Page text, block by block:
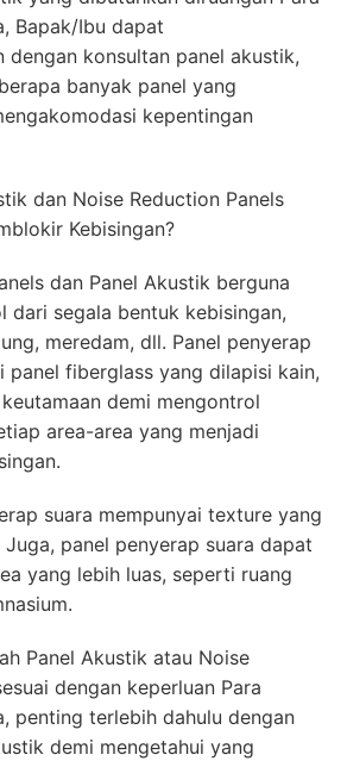
Bapak/Ibu dapat
dengan konsultan panel akustik,
banyak panel yang
kepentingan
dan Noise Reduction Panels
Kebisingan?
dan Panel Akustik berguna
dari segala bentuk kebisingan,
meredam, dll. Panel penyerap
panel fiberglass yang dilapisi kain,
demi mengontrol
area-area yang menjadi
suara mempunyai texture yang
panel penyerap suara dapat
yang lebih luas, seperti ruang
Panel Akustik atau Noise
dengan keperluan Para
penting terlebih dahulu dengan
demi mengetahui yang